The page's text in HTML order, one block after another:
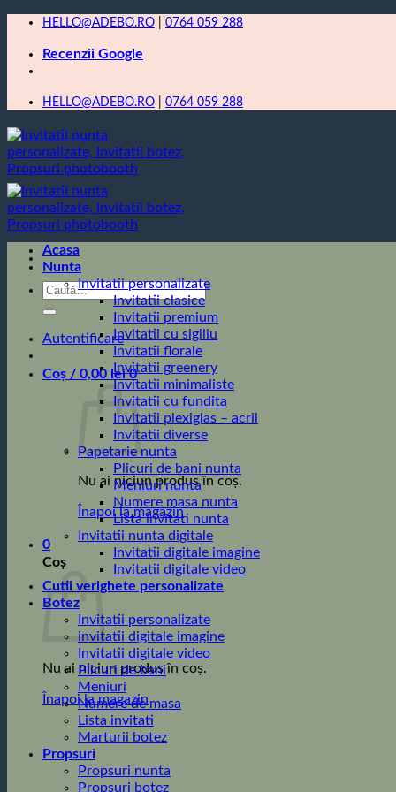
Skip
content
HELLO@ADEBO.RO 0764 059 288
Recenzii Google
HELLO@ADEBO.RO 0764 059 288
Caută
Autentificare
Coș / 0,00 lei 0
Nu ai niciun produs în coș.
Înapoi la magazin
0
Coș
Nu ai niciun produs în coș.
Înapoi la magazin
Acasa
Nunta
Invitatii personalizate
Invitatii clasice
Invitatii premium
Invitatii cu sigiliu
Invitatii florale
Invitatii greenery
Invitatii minimaliste
Invitatii cu fundita
Invitatii plexiglas – acril
Invitatii diverse
Papetarie nunta
Plicuri de bani nunta
Meniuri nunta
Numere masa nunta
Lista invitati nunta
Invitatii nunta digitale
Invitatii digitale imagine
Invitatii digitale video
Cutii verighete personalizate
Botez
Invitatii personalizate
invitatii digitale imagine
Invitatii digitale video
Plicuri de bani
Meniuri
Numere de masa
Lista invitati
Marturii botez
Propsuri
Propsuri nunta
Propsuri botez